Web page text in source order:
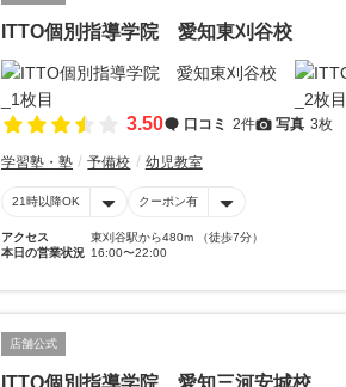
ITTO個別指導学院 愛知東刈谷校
3.50 口コミ 2件 写真 3枚
学習塾・塾 予備校 幼児教室
21時以降OK クーポン有
アクセス
東刈谷駅から480m （徒歩7分）
本日の営業状況 16:00〜22:00
店舗公式
ITTO個別指導学院 愛知三河安城校